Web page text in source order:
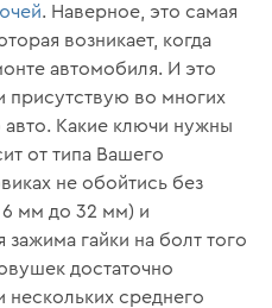
. Наверное, это самая
возникает, когда
автомобиля. И это
присутствую во многих
Какие ключи нужны
от типа Вашего
не обойтись без
мм до 32 мм) и
зажима гайки на болт того
достаточно
нескольких среднего